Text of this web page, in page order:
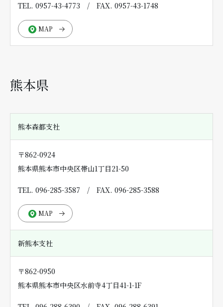
TEL. 0957-43-4773 / FAX. 0957-43-1748
MAP
熊本県
熊本森都支社
〒862-0924
熊本県熊本市中央区帯山1丁目21-50
TEL. 096-285-3587 / FAX. 096-285-3588
MAP
新熊本支社
〒862-0950
熊本県熊本市中央区水前寺4丁目41-1-1F